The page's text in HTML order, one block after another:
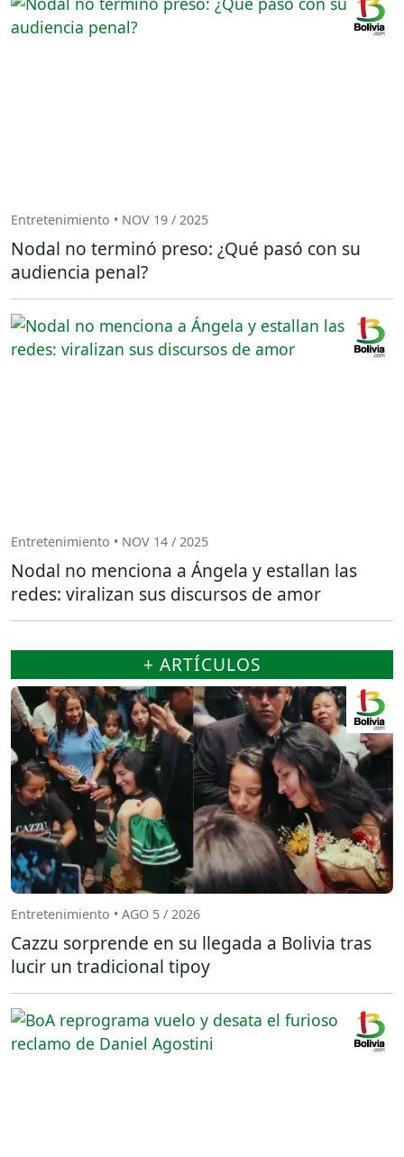
Entretenimiento • NOV 19 / 2025
Nodal no terminó preso: ¿Qué pasó con su
audiencia penal?
Entretenimiento • NOV 14 / 2025
Nodal no menciona a Ángela y estallan las
redes: viralizan sus discursos de amor
+ ARTÍCULOS
Entretenimiento • AGO 5 / 2026
Cazzu sorprende en su llegada a Bolivia tras
lucir un tradicional tipoy